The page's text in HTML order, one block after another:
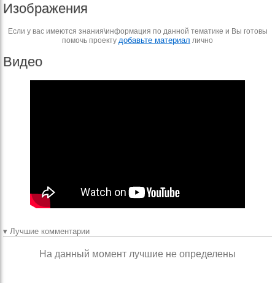
Изображения
Если у вас имеются знания\информация по данной тематике и Вы готовы
помочь проекту добавьте материал лично
Видео
▾ Лучшие комментарии
На данный момент лучшие не определены